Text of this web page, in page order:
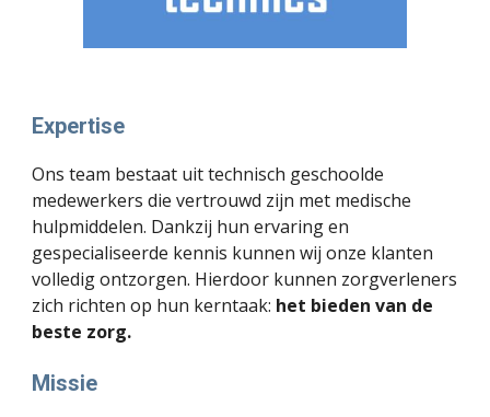
Expertise
Ons team bestaat uit technisch geschoolde
medewerkers die vertrouwd zijn met medische
hulpmiddelen. Dankzij hun ervaring en
gespecialiseerde kennis kunnen wij onze klanten
volledig ontzorgen. Hierdoor kunnen zorgverleners
zich richten op hun kerntaak: het bieden van de
beste zorg.
Missie